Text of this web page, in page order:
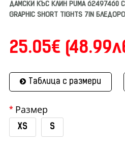
ДАМСКИ КЪС КЛИН PUMA 62497460
GRAPHIC SHORT TIGHTS 7IN
25.05€
Таблица с размери
Размер
XS S